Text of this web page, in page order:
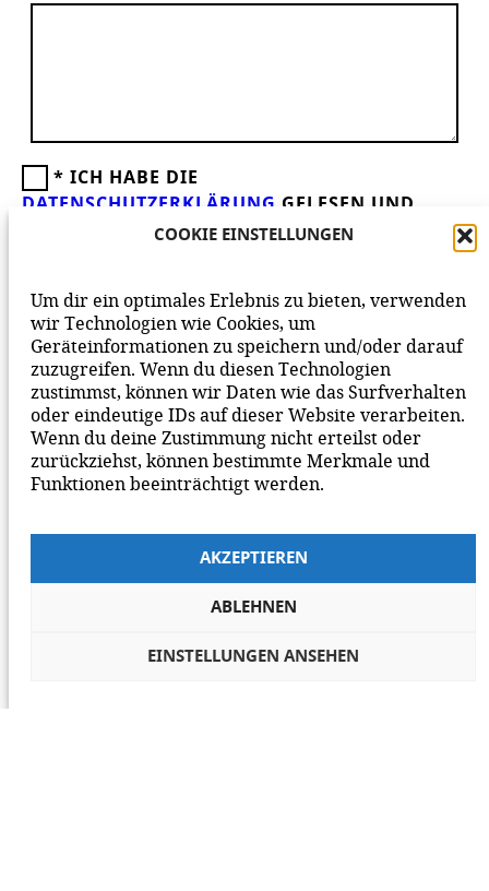
COOKIE EINSTELLUNGEN
Um dir ein optimales Erlebnis zu bieten, verwenden
wir Technologien wie Cookies, um
Geräteinformationen zu speichern und/oder darauf
zuzugreifen. Wenn du diesen Technologien
zustimmst, können wir Daten wie das Surfverhalten
oder eindeutige IDs auf dieser Website verarbeiten.
Wenn du deine Zustimmung nicht erteilst oder
zurückziehst, können bestimmte Merkmale und
Funktionen beeinträchtigt werden.
AKZEPTIEREN
ABLEHNEN
EINSTELLUNGEN ANSEHEN
* ICH HABE DIE
DATENSCHUTZERKLÄRUNG GELESEN UND
AKZEPTIERE DIESE.WIR FREUEN UNS ÜBER
MITEINANDER AUF UNSERER SEITE.